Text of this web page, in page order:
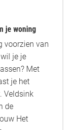
je woning
voorzien van
je je
Met
je het
Veldsink
de
Het